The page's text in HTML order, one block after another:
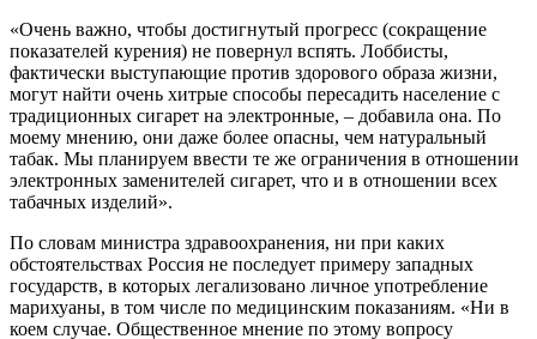
«Очень важно, чтобы достигнутый прогресс (сокращение
показателей курения) не повернул вспять. Лоббисты,
фактически выступающие против здорового образа жизни,
могут найти очень хитрые способы пересадить население с
традиционных сигарет на электронные, – добавила она. По
моему мнению, они даже более опасны, чем натуральный
табак. Мы планируем ввести те же ограничения в отношении
электронных заменителей сигарет, что и в отношении всех
табачных изделий».
По словам министра здравоохранения, ни при каких
обстоятельствах Россия не последует примеру западных
государств, в которых легализовано личное употребление
марихуаны, в том числе по медицинским показаниям. «Ни в
коем случае. Общественное мнение по этому вопросу